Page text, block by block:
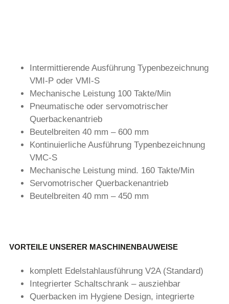
Intermittierende Ausführung Typenbezeichnung
VMI-P oder VMI-S
Mechanische Leistung 100 Takte/Min
Pneumatische oder servomotrischer
Querbackenantrieb
Beutelbreiten 40 mm – 600 mm
Kontinuierliche Ausführung Typenbezeichnung
VMC-S
Mechanische Leistung mind. 160 Takte/Min
Servomotrischer Querbackenantrieb
Beutelbreiten 40 mm – 450 mm
VORTEILE UNSERER MASCHINENBAUWEISE
komplett Edelstahlausführung V2A (Standard)
Integrierter Schaltschrank – ausziehbar
Querbacken im Hygiene Design, integrierte